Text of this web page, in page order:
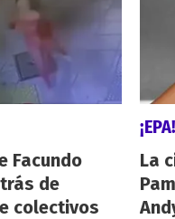
Facundo
de
colectivos
¡EPA!
La